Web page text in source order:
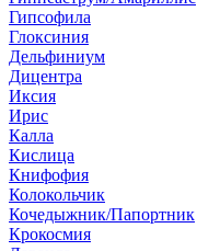
Гипсофила
Глоксиния
Дельфиниум
Дицентра
Иксия
Ирис
Калла
Кислица
Книфофия
Колокольчик
Кочедыжник/Папортник
Крокосмия